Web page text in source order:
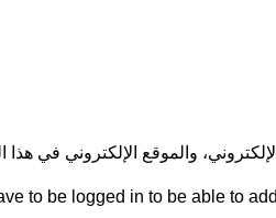
والموقع الإلكتروني في هذا
to be logged in to be able to